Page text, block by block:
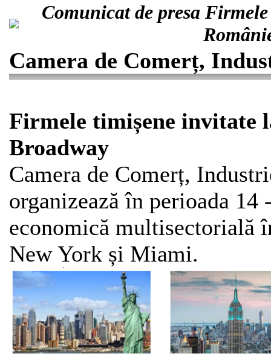
Comunicat de presa
Camera de Comerț,
Firmele timișene invitate
Broadway
Camera de Comerț,
organizează în perioada
economică multisectorială
New York și Miami.